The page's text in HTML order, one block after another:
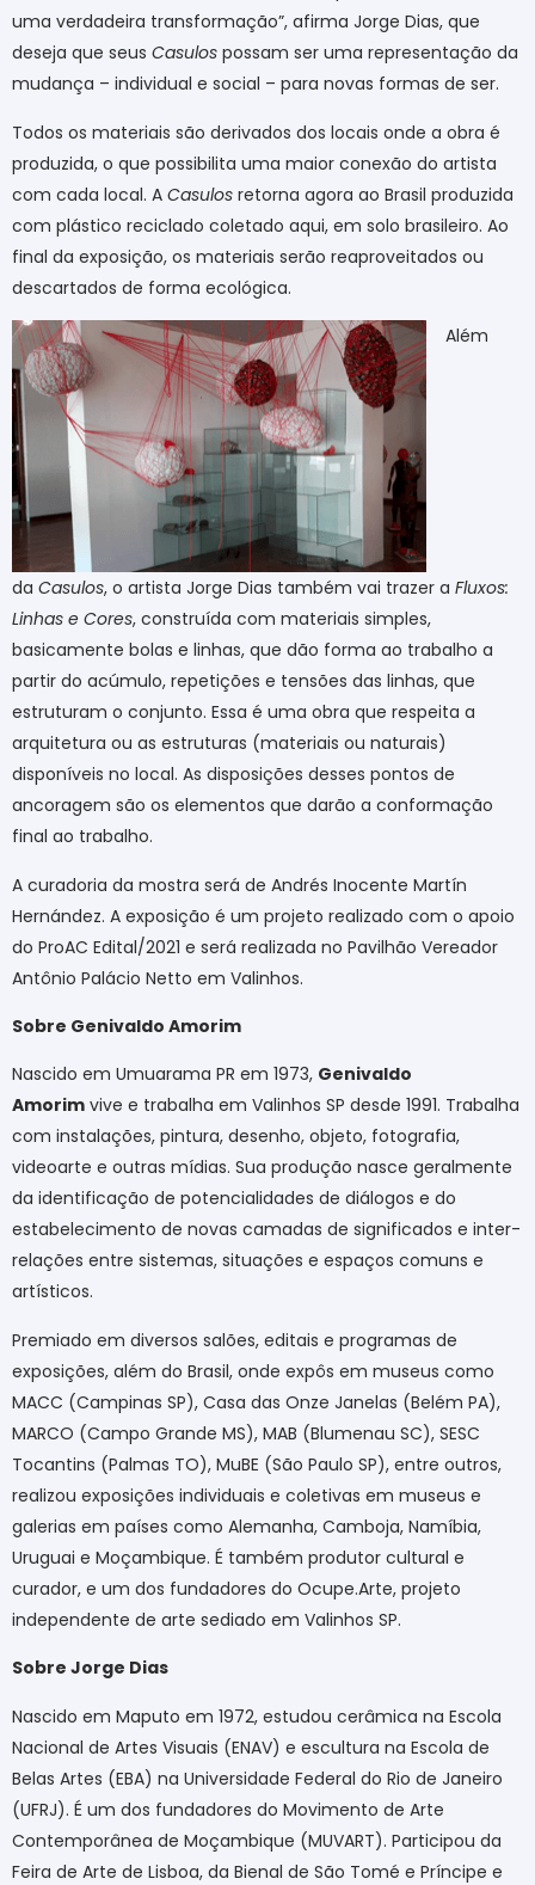
uma verdadeira transformação”, afirma Jorge Dias, que
deseja que seus Casulos possam ser uma representação da
mudança – individual e social – para novas formas de ser.
Todos os materiais são derivados dos locais onde a obra é
produzida, o que possibilita uma maior conexão do artista
com cada local. A Casulos retorna agora ao Brasil produzida
com plástico reciclado coletado aqui, em solo brasileiro. Ao
final da exposição, os materiais serão reaproveitados ou
descartados de forma ecológica.
Além
da Casulos, o artista Jorge Dias também vai trazer a Fluxos:
Linhas e Cores, construída com materiais simples,
basicamente bolas e linhas, que dão forma ao trabalho a
partir do acúmulo, repetições e tensões das linhas, que
estruturam o conjunto. Essa é uma obra que respeita a
arquitetura ou as estruturas (materiais ou naturais)
disponíveis no local. As disposições desses pontos de
ancoragem são os elementos que darão a conformação
final ao trabalho.
A curadoria da mostra será de Andrés Inocente Martín
Hernández. A exposição é um projeto realizado com o apoio
do ProAC Edital/2021 e será realizada no Pavilhão Vereador
Antônio Palácio Netto em Valinhos.
Sobre Genivaldo Amorim
Nascido em Umuarama PR em 1973, Genivaldo
Amorim vive e trabalha em Valinhos SP desde 1991. Trabalha
com instalações, pintura, desenho, objeto, fotografia,
videoarte e outras mídias. Sua produção nasce geralmente
da identificação de potencialidades de diálogos e do
estabelecimento de novas camadas de significados e inter-
relações entre sistemas, situações e espaços comuns e
artísticos.
Premiado em diversos salões, editais e programas de
exposições, além do Brasil, onde expôs em museus como
MACC (Campinas SP), Casa das Onze Janelas (Belém PA),
MARCO (Campo Grande MS), MAB (Blumenau SC), SESC
Tocantins (Palmas TO), MuBE (São Paulo SP), entre outros,
realizou exposições individuais e coletivas em museus e
galerias em países como Alemanha, Camboja, Namíbia,
Uruguai e Moçambique. É também produtor cultural e
curador, e um dos fundadores do Ocupe.Arte, projeto
independente de arte sediado em Valinhos SP.
Sobre Jorge Dias
Nascido em Maputo em 1972, estudou cerâmica na Escola
Nacional de Artes Visuais (ENAV) e escultura na Escola de
Belas Artes (EBA) na Universidade Federal do Rio de Janeiro
(UFRJ). É um dos fundadores do Movimento de Arte
Contemporânea de Moçambique (MUVART). Participou da
Feira de Arte de Lisboa, da Bienal de São Tomé e Príncipe e